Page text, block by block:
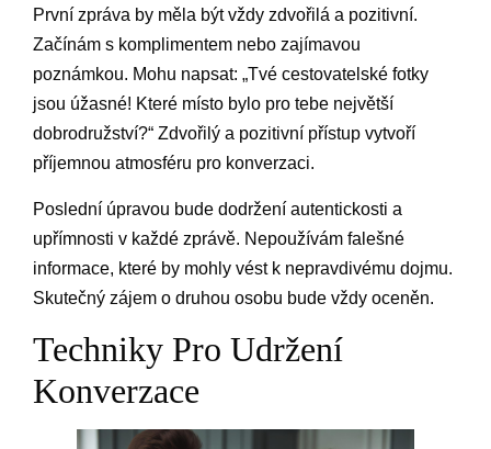
První zpráva by měla být vždy zdvořilá a pozitivní.
Začínám s komplimentem nebo zajímavou
poznámkou. Mohu napsat: „Tvé cestovatelské fotky
jsou úžasné! Které místo bylo pro tebe největší
dobrodružství?“ Zdvořilý a pozitivní přístup vytvoří
příjemnou atmosféru pro konverzaci.
Poslední úpravou bude dodržení autentickosti a
upřímnosti v každé zprávě. Nepoužívám falešné
informace, které by mohly vést k nepravdivému dojmu.
Skutečný zájem o druhou osobu bude vždy oceněn.
Techniky Pro Udržení
Konverzace